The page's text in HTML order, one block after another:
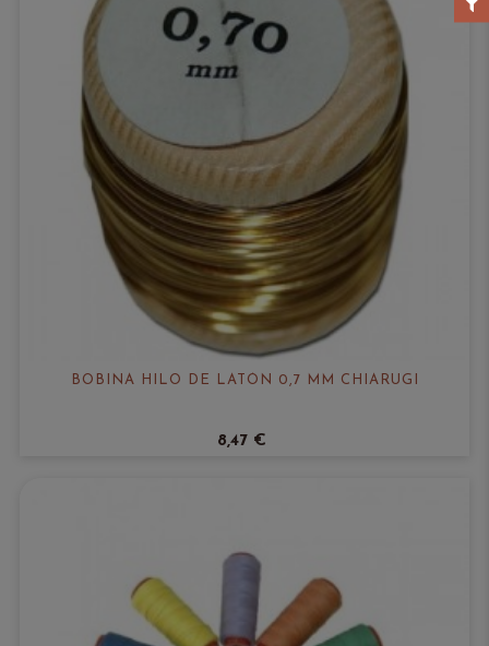
BOBINA HILO DE LATÓN 0,7 MM CHIARUGI
8,47 €